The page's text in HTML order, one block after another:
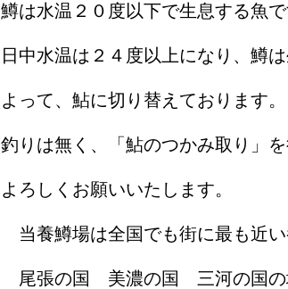
鱒は水温２０度以下で生息する魚で
日中水温は２４度以上になり、鱒は
よって、鮎に切り替えております。
釣りは無く、「鮎のつかみ取り」を
よろしくお願いいたします。
当養鱒場は全国でも街に最も近い
尾張の国 美濃の国 三河の国の